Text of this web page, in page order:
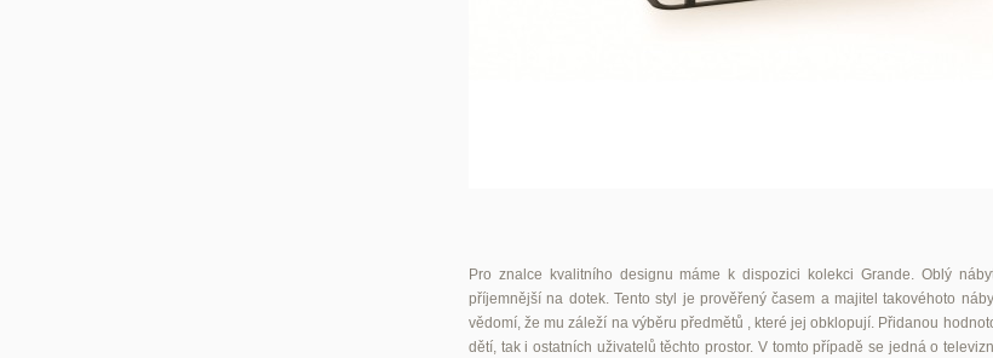
Pro znalce kvalitního designu máme k dispozici kolekci Grande. Oblý
příjemnější na dotek. Tento styl je prověřený časem a majitel takovéhoto
vědomí, že mu záleží na výběru předmětů , které jej obklopují. Přidanou
dětí, tak i ostatních uživatelů těchto prostor. V tomto případě se jedná o